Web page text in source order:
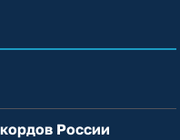
России